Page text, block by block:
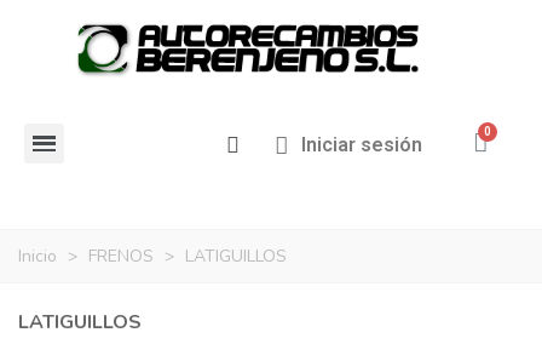
Iniciar sesión
Inicio > FRENOS > LATIGUILLOS
LATIGUILLOS